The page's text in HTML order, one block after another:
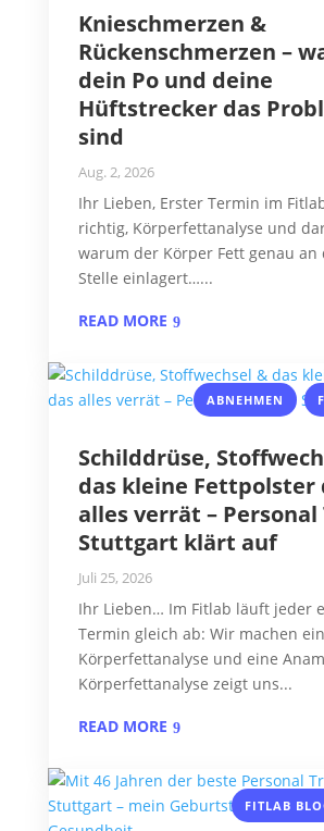
Knieschmerzen &
Rückenschmerzen –
dein Po und deine
Hüftstrecker das
sind
Aug. 2, 2026
Ihr Lieben, Erster Termin im
richtig, Körperfettanalyse und
warum der Körper Fett genau an
Stelle einlagert…...
READ MORE
ABNEHMEN ,
Schilddrüse,
das kleine Fettpolster
alles verrät –
Stuttgart klärt auf
Juli 25, 2026
Ihr Lieben… Im Fitlab läuft jeder
Termin gleich ab: Wir machen
Körperfettanalyse und eine
Körperfettanalyse zeigt uns...
READ MORE
FITLAB